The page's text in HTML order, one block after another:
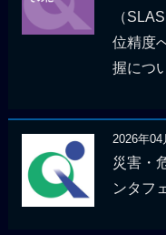
（
位精度
握につ
2026年04
災害・
ンタフ